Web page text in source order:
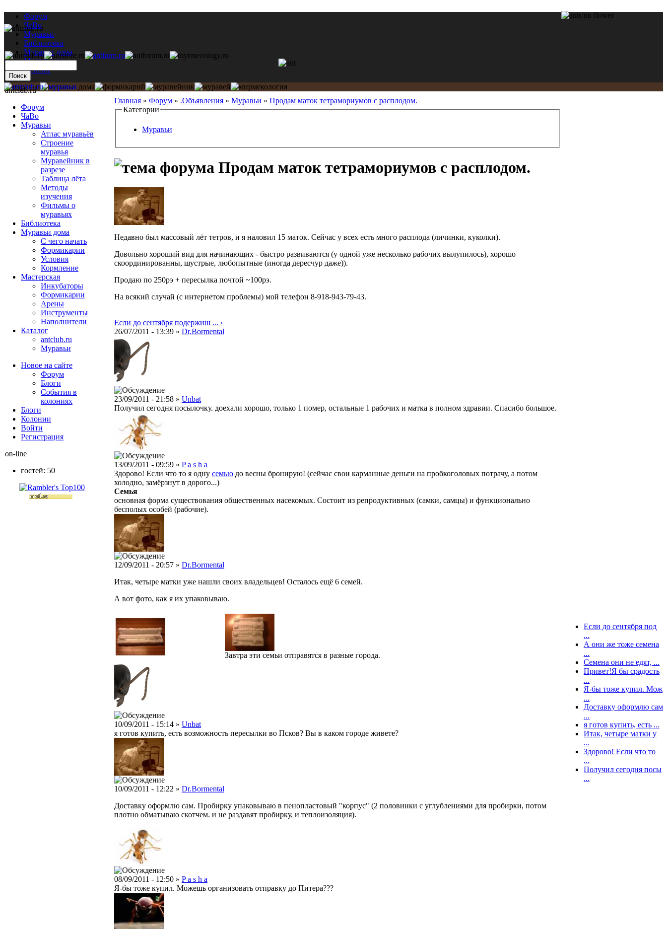
Форум
ЧаВо
Муравьи
Библиотека
Муравьи дома
Мастерская
Каталог
Главная » Форум » .Объявления » Муравьи » Продам маток тетрамориумов с расплодом.
Категории
Муравьи
Продам маток тетрамориумов с расплодом.
Недавно был массовый лёт тетров, и я наловил 15 маток. Сейчас у всех есть много расплода (личинки, куколки).
Довольно хороший вид для начинающих - быстро развиваются (у одной уже несколько рабочих вылупилось), хорошо
скоординированны, шустрые, любопытные (иногда дересчур даже)).
Продаю по 250рэ + пересылка почтой ~100рэ.
На всякий случай (с интернетом проблемы) мой телефон 8-918-943-79-43.
Если до сентября подержиш ... ›
26/07/2011 - 13:39 » Dr.Bormental
23/09/2011 - 21:58 » Unbat
Получил сегодня посылочку. доехали хорошо, только 1 помер, остальные 1 рабочих и матка в полном здравии. Спасибо большое.
13/09/2011 - 09:59 » P a s h a
Здорово! Если что то я одну семью до весны бронирую! (сейчас свои карманные деньги на пробкоголовых потрачу, а потом
холодно, замёрзнут в дорого...)
Семья
основная форма существования общественных насекомых. Состоит из репродуктивных (самки, самцы) и функционально
бесполых особей (рабочие).
12/09/2011 - 20:57 » Dr.Bormental
Итак, четыре матки уже нашли своих владельцев! Осталось ещё 6 семей.
А вот фото, как я их упаковываю.
Завтра эти семьи отправятся в разные города.
10/09/2011 - 15:14 » Unbat
я готов купить, есть возможность пересылки во Псков? Вы в каком городе живете?
10/09/2011 - 12:22 » Dr.Bormental
Доставку оформлю сам. Пробирку упаковываю в пенопластовый "корпус" (2 половинки с углублениями для пробирки, потом
плотно обматываю скотчем. и не раздавят пробирку, и теплоизоляция).
08/09/2011 - 12:50 » P a s h a
Я-бы тоже купил. Можешь организовать отправку до Питера???
antclub.ru
Форум
ЧаВо
Муравьи
Атлас муравьёв
Строение
муравья
Муравейник в
разрезе
Таблица лёта
Методы
изучения
Фильмы о
муравьях
Библиотека
Муравьи дома
С чего начать
Формикарии
Условия
Кормление
Мастерская
Инкубаторы
Формикарии
Арены
Инструменты
Наполнители
Каталог
antclub.ru
Муравьи
Новое на сайте
Форум
Блоги
События в
колониях
Блоги
Колонии
Войти
Peгиcтpaция
on-line
гостей: 50
Если до сентября под
...
А они же тоже семена
...
Семена они не едят, ...
Привет!Я бы срадость
...
Я-бы тоже купил. Мож
...
Доставку оформлю сам
...
я готов купить, есть ...
Итак, четыре матки у
...
Здорово! Если что то
...
Получил сегодня посы
...